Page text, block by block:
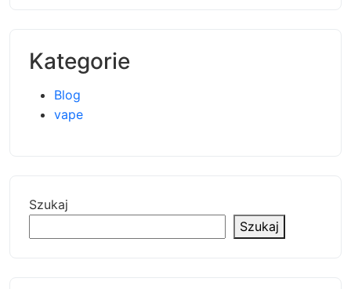
Kategorie
Blog
vape
Szukaj
Szukaj